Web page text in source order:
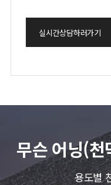
실시간상담하러가기
무슨 어닝(
용도별